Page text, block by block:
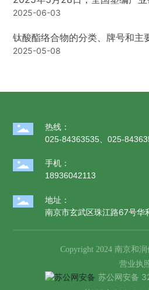
大会河南洛阳启幕
2025-06-03
钛酸酯络合物的分类、牌号和主
2025-05-08
热线：
025-84363535 、025-
手机：
18936042113
地址：
南京市玄武区珠江路67号华
Copyright 2024 南京和
营业执
苏公网安备